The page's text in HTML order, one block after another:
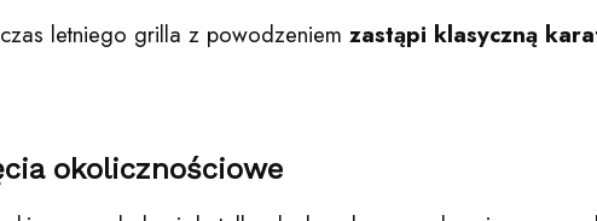
letniego grilla z powodzeniem zastąpi klasyczną
okolicznościowe